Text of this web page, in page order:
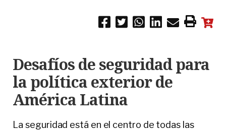
Desafíos de seguridad para
la política exterior de
América Latina
La seguridad está en el centro de todas las